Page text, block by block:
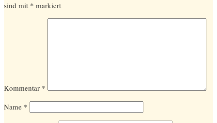
sind mit * markiert
Kommentar *
Name *